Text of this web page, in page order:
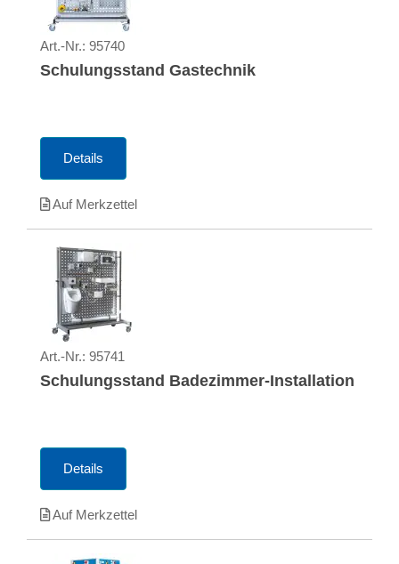
Art.-Nr.: 95740
Schulungsstand Gastechnik
Details
Auf Merkzettel
Art.-Nr.: 95741
Schulungsstand Badezimmer-Installation
Details
Auf Merkzettel